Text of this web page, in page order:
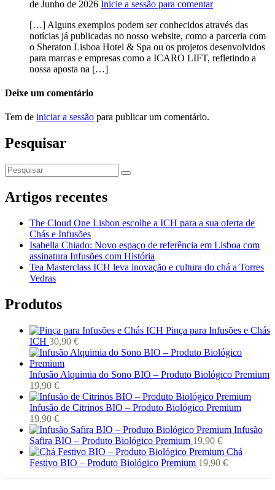
de Junho de 2026 Inicie a sessão para comentar
[…] Alguns exemplos podem ser conhecidos através das
notícias já publicadas no nosso website, como a parceria com
o Sheraton Lisboa Hotel & Spa ou os projetos desenvolvidos
para marcas e empresas como a ICARO LIFT, refletindo a
nossa aposta na […]
Deixe um comentário
Tem de iniciar a sessão para publicar um comentário.
Pesquisar
Artigos recentes
The Cloud One Lisbon escolhe a ICH para a sua oferta de
Chás e Infusões
Isabella Chiado: Novo espaço de referência em Lisboa com
assinatura Infusões com História
Tea Masterclass ICH leva inovação e cultura do chá a Torres
Vedras
Produtos
Pinça para Infusões e Chás
ICH 30,90 €
Infusão Alquimia do Sono BIO – Produto Biológico Premium
19,90 €
Infusão de Citrinos BIO – Produto Biológico Premium
19,90 €
Infusão
Safira BIO – Produto Biológico Premium 19,90 €
Chá
Festivo BIO – Produto Biológico Premium 19,90 €